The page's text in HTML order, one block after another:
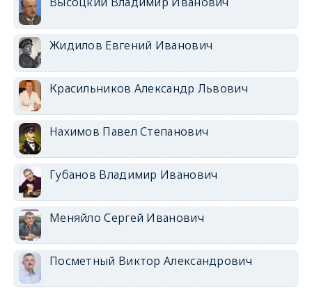
Жидилов Евгений Иванович
Красильников Александр Львович
Нахимов Павел Степанович
Губанов Владимир Иванович
Меняйло Сергей Иванович
Посметный Виктор Александрович